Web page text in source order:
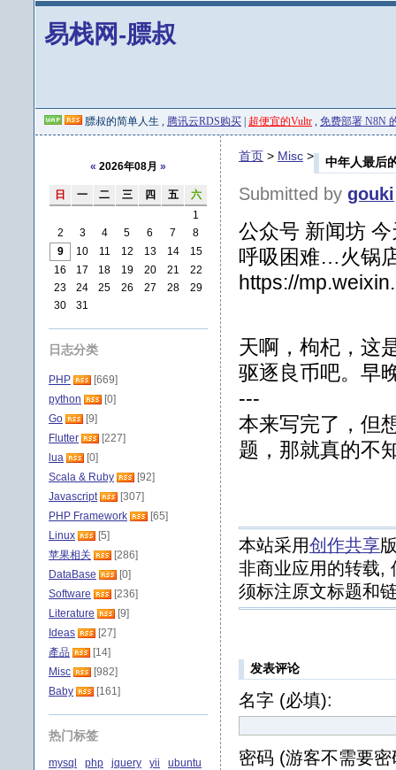
易栈网-膘叔
膘叔的简单人生 , 腾讯云RDS购买 超便宜的Vultr , 免费部署 N8N
中年人最后
首页 > Misc >
Submitted by gouki
公众号 新闻坊
呼吸困难…火锅
https://
天啊，枸杞，这
驱逐良币吧。早
---
本来写完了，但
题，那就真的不
本站采用创作共享
非商业应用的转载,
须标注原文标题和
发表评论
名字 (必填):
密码 (游客不需要密
« 2026年08月 »
日 一 二 三 四 五
六
1
2
3 4 5 6 7
8
9
10 11 12 13 14
15
16
17 18 19 20 21
22
23
24 25 26 27 28
29
30
31
日志分类
PHP
[669]
python
[0]
Go
[9]
Flutter
[227]
lua
[0]
Scala & Ruby
[92]
Javascript
[307]
PHP Framework
[65]
Linux
[5]
苹果相关
[286]
DataBase
[0]
Software
[236]
Literature
[9]
Ideas
[27]
產品
[14]
Misc
[982]
Baby
[161]
热门标签
mysql php jquery yii
ubuntu